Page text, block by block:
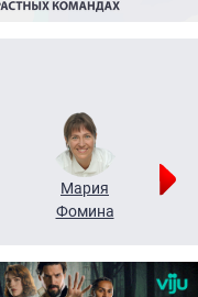
Мария
Фомина